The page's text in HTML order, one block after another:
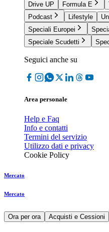
Drive UP
Formula E
Podcast
Lifestyle
Speciali Europei
Speciale Scudetti
Seguici anche su
Area personale
Help e Faq
Info e contatti
Termini del servizio
Utilizzo dati e privacy
Cookie Policy
Mercato
Mercato
Ora per ora Acquisti e Cessioni